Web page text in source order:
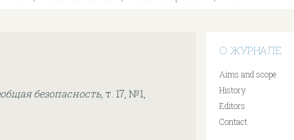
безопасность, т. 17, №1,
О ЖУРНАЛЕ
Aims and scope
History
Editors
Contact